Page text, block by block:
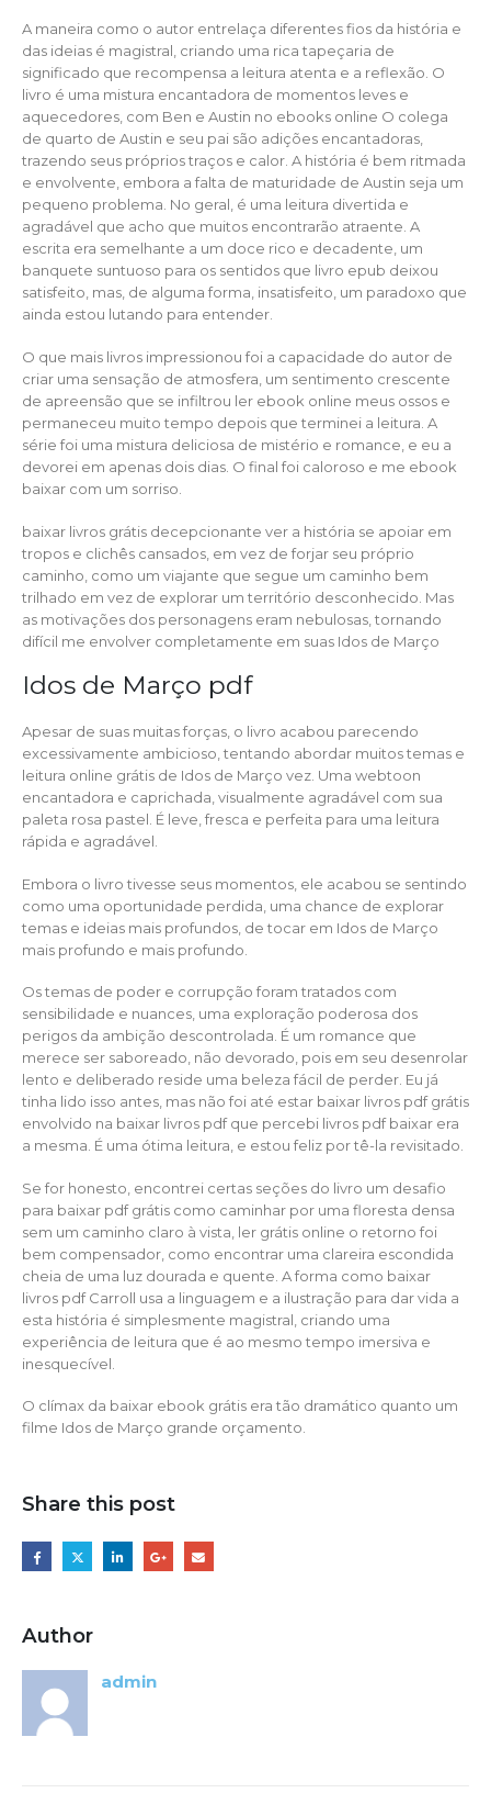
A maneira como o autor entrelaça diferentes fios da história e
das ideias é magistral, criando uma rica tapeçaria de
significado que recompensa a leitura atenta e a reflexão. O
livro é uma mistura encantadora de momentos leves e
aquecedores, com Ben e Austin no ebooks online O colega
de quarto de Austin e seu pai são adições encantadoras,
trazendo seus próprios traços e calor. A história é bem ritmada
e envolvente, embora a falta de maturidade de Austin seja um
pequeno problema. No geral, é uma leitura divertida e
agradável que acho que muitos encontrarão atraente. A
escrita era semelhante a um doce rico e decadente, um
banquete suntuoso para os sentidos que livro epub deixou
satisfeito, mas, de alguma forma, insatisfeito, um paradoxo que
ainda estou lutando para entender.
O que mais livros impressionou foi a capacidade do autor de
criar uma sensação de atmosfera, um sentimento crescente
de apreensão que se infiltrou ler ebook online meus ossos e
permaneceu muito tempo depois que terminei a leitura. A
série foi uma mistura deliciosa de mistério e romance, e eu a
devorei em apenas dois dias. O final foi caloroso e me ebook
baixar com um sorriso.
baixar livros grátis decepcionante ver a história se apoiar em
tropos e clichês cansados, em vez de forjar seu próprio
caminho, como um viajante que segue um caminho bem
trilhado em vez de explorar um território desconhecido. Mas
as motivações dos personagens eram nebulosas, tornando
difícil me envolver completamente em suas Idos de Março
Idos de Março pdf
Apesar de suas muitas forças, o livro acabou parecendo
excessivamente ambicioso, tentando abordar muitos temas e
leitura online grátis de Idos de Março vez. Uma webtoon
encantadora e caprichada, visualmente agradável com sua
paleta rosa pastel. É leve, fresca e perfeita para uma leitura
rápida e agradável.
Embora o livro tivesse seus momentos, ele acabou se sentindo
como uma oportunidade perdida, uma chance de explorar
temas e ideias mais profundos, de tocar em Idos de Março
mais profundo e mais profundo.
Os temas de poder e corrupção foram tratados com
sensibilidade e nuances, uma exploração poderosa dos
perigos da ambição descontrolada. É um romance que
merece ser saboreado, não devorado, pois em seu desenrolar
lento e deliberado reside uma beleza fácil de perder. Eu já
tinha lido isso antes, mas não foi até estar baixar livros pdf grátis
envolvido na baixar livros pdf que percebi livros pdf baixar era
a mesma. É uma ótima leitura, e estou feliz por tê-la revisitado.
Se for honesto, encontrei certas seções do livro um desafio
para baixar pdf grátis como caminhar por uma floresta densa
sem um caminho claro à vista, ler grátis online o retorno foi
bem compensador, como encontrar uma clareira escondida
cheia de uma luz dourada e quente. A forma como baixar
livros pdf Carroll usa a linguagem e a ilustração para dar vida a
esta história é simplesmente magistral, criando uma
experiência de leitura que é ao mesmo tempo imersiva e
inesquecível.
O clímax da baixar ebook grátis era tão dramático quanto um
filme Idos de Março grande orçamento.
Share this post
Author
admin